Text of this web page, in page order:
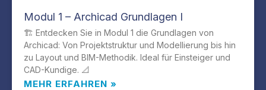
Modul 1 – Archicad Grundlagen I
🏗️ Entdecken Sie in Modul 1 die Grundlagen von
Archicad: Von Projektstruktur und Modellierung bis hin
zu Layout und BIM-Methodik. Ideal für Einsteiger und
CAD-Kundige. 📐
MEHR ERFAHREN »